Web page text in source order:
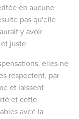
en aucune
pas qu'elle
y avoir
juste.
elles ne
respectent, par
et laissent
et cette
avec la